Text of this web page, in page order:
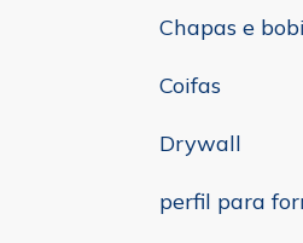
Chapas e
Coifas
Drywall
perfil para